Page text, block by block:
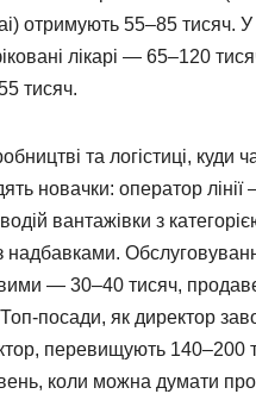
отримують 55–85 тисяч. У
лікарі — 65–120
тисяч.
та логістиці, куди
новачки: оператор
вантажівки з
надбавками.
— 30–40 тисяч,
посади, як директор
перевищують 140–200
коли можна думати